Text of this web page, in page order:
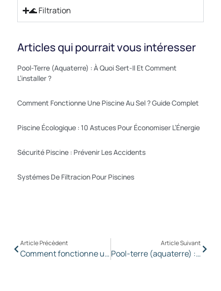
🌊 Filtration
Articles qui pourrait vous intéresser
Pool-Terre (aquaterre) : À Quoi Sert-Il Et Comment
L’installer ?
Comment Fonctionne Une Piscine Au Sel ? Guide Complet
Piscine Écologique : 10 Astuces Pour Économiser L’Énergie
Sécurité Piscine : Prévenir Les Accidents
Systémes De Filtracion Pour Piscines
Article Précèdent
Comment fonctionne une piscine au sel ? Guide complet
Article Suivant
Pool-terre (aquaterre) : à quoi sert-il et comment l’installer ?